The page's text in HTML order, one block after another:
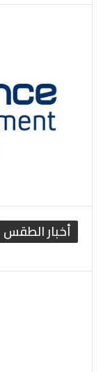
أخبار الطقس